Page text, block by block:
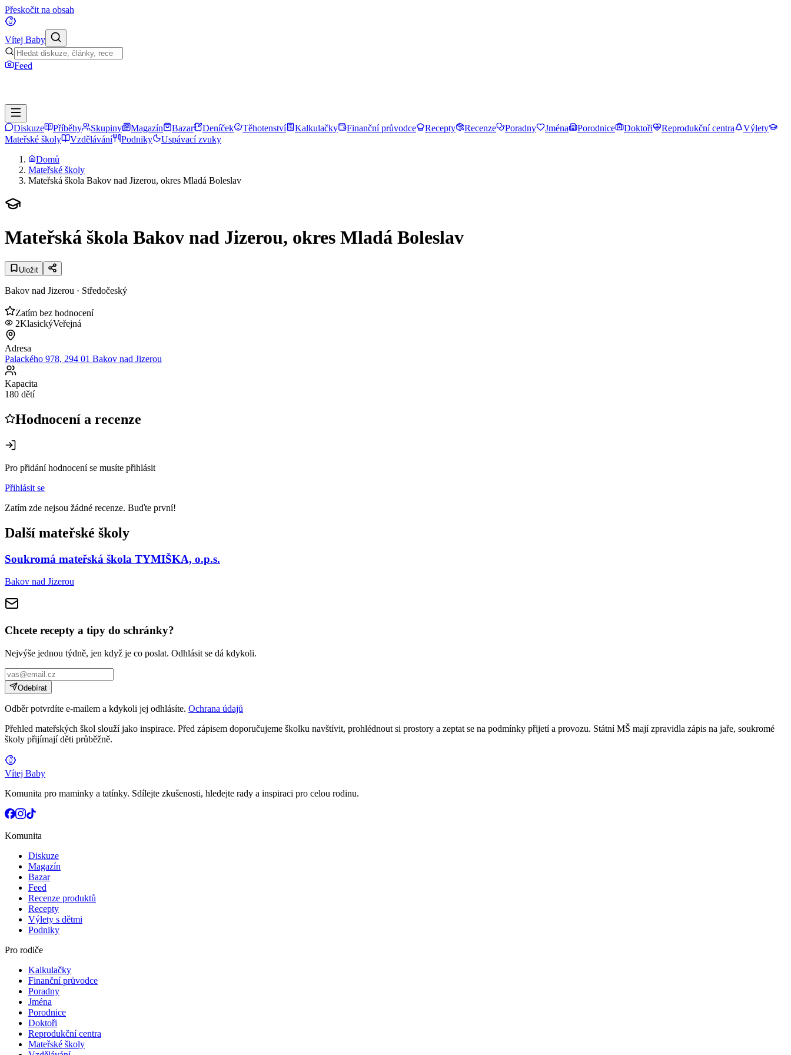
Přeskočit na obsah
Vítej Baby
Feed
Diskuze Příběhy Skupiny Magazín Bazar Deníček Těhotenství Kalkulačky Finanční průvodce Recepty Recenze Poradny Jména Porodnice Doktoři Reprodukční centra
Výlety
Mateřské školy
Vzdělávání Podniky
Uspávací zvuky
Domů
Mateřské školy
Mateřská škola Bakov nad Jizerou, okres Mladá Boleslav
Mateřská škola Bakov nad Jizerou, okres Mladá Boleslav
Uložit
Bakov nad Jizerou · Středočeský
Zatím bez hodnocení
2KlasickýVeřejná
Adresa
Palackého 978, 294 01 Bakov nad Jizerou
Kapacita
180 dětí
Hodnocení a recenze
Pro přidání hodnocení se musíte přihlásit
Přihlásit se
Zatím zde nejsou žádné recenze. Buďte první!
Další mateřské školy
Soukromá mateřská škola TYMIŠKA, o.p.s.
Bakov nad Jizerou
Chcete recepty a tipy do schránky?
Nejvýše jednou týdně, jen když je co poslat. Odhlásit se dá kdykoli.
Odebírat
Odběr potvrdíte e-mailem a kdykoli jej odhlásíte. Ochrana údajů
Přehled mateřských škol slouží jako inspirace. Před zápisem doporučujeme školku navštívit, prohlédnout si prostory a zeptat se na podmínky přijetí a provozu. Státní MŠ mají zpravidla zápis na jaře, soukromé
školy přijímají děti průběžně.
Vítej Baby
Komunita pro maminky a tatínky. Sdílejte zkušenosti, hledejte rady a inspiraci pro celou rodinu.
Komunita
Diskuze
Magazín
Bazar
Feed
Recenze produktů
Recepty
Výlety s dětmi
Podniky
Pro rodiče
Kalkulačky
Finanční průvodce
Poradny
Jména
Porodnice
Doktoři
Reprodukční centra
Mateřské školy